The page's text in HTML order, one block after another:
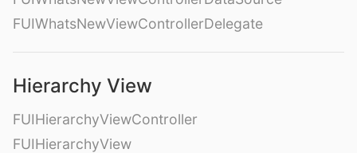
FUIWhatsNewViewControllerDelegate
Hierarchy View
FUIHierarchyViewController
FUIHierarchyView